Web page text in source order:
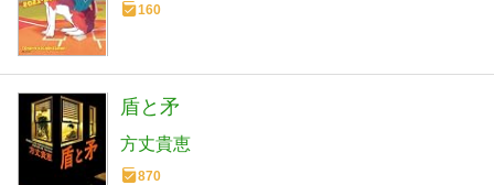
160
盾と矛
方丈貴恵
870